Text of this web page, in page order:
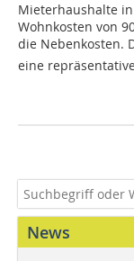
Mieterhaushalte
Wohnkosten von
die Nebenkosten.
eine
News